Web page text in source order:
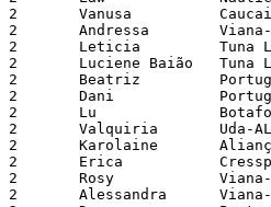
2    	Vanusa         	Caucaia-CE
2    	Andressa       	Viana-MA
2    	Leticia        	Tuna Luso-PA
2    	Luciene Baião  	Tuna Luso-PA
2    	Beatriz        	Portuguesa-SP
2    	Dani           	Portuguesa-SP
2    	Lu             	Botafogo-PB
2    	Valquiria      	Uda-AL
2    	Karolaine      	Aliança-GO
2    	Erica          	Cresspom-DF
2    	Rosy           	Viana-MA
2    	Alessandra     	Viana-MA